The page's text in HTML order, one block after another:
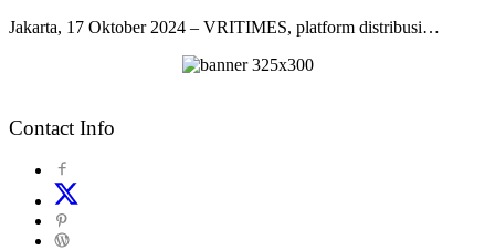
Jakarta, 17 Oktober 2024 – VRITIMES, platform distribusi…
Contact Info